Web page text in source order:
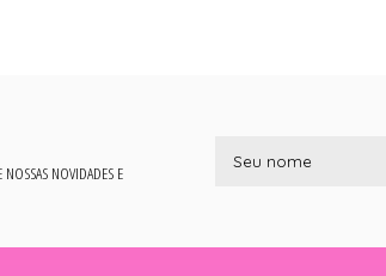
NOSSAS NOVIDADES E